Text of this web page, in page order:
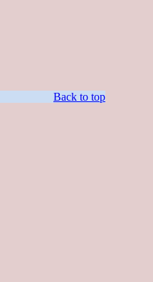
Back to top